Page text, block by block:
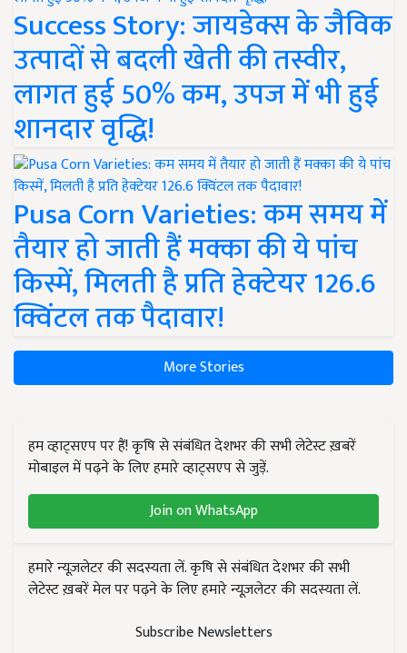
Success Story: जायडेक्स के जैविक
उत्पादों से बदली खेती की तस्वीर,
लागत हुई 50% कम, उपज में भी हुई
शानदार वृद्धि!
Pusa Corn Varieties: कम समय में
तैयार हो जाती हैं मक्का की ये पांच
किस्में, मिलती है प्रति हेक्टेयर 126.6
क्विंटल तक पैदावार!
More Stories
हम व्हाट्सएप पर हैं! कृषि से संबंधित देशभर की सभी लेटेस्ट ख़बरें
मोबाइल में पढ़ने के लिए हमारे व्हाट्सएप से जुड़ें.
Join on WhatsApp
हमारे न्यूज़लेटर की सदस्यता लें. कृषि से संबंधित देशभर की सभी
लेटेस्ट ख़बरें मेल पर पढ़ने के लिए हमारे न्यूज़लेटर की सदस्यता लें.
Subscribe Newsletters